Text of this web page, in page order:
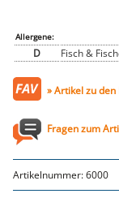
Gebäck
Getränke
Wein
Bier
Säfte
Spirituosen
Senf & Co
Essig & Öl
Trockensortiment
Süssigkeiten
Knabbereien
aus dem Glas
Allergene:
D Fisch &
» Artikel zu
Fragen zum
Artikelnummer:6000